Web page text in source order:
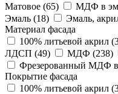
Матовое (65) МДФ в
Эмаль (18) Эмаль,
Материал фасада
100% литьевой акрил (
ЛДСП (49) МДФ (238)
Фрезерованный МДФ в
Покрытие фасада
100% литьевой акрил (